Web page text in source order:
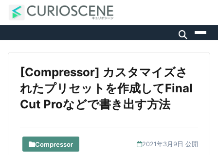
[Compressor] カスタマイズさ
れたプリセットを作成してFinal
Cut Proなどで書き出す方法
Compressor 2021年3月9日 公開